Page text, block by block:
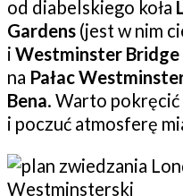
od diabelskiego koła
Gardens (jest w nim
i Westminster Bridge
na Pałac
Bena. Warto
i poczuć atmosferę